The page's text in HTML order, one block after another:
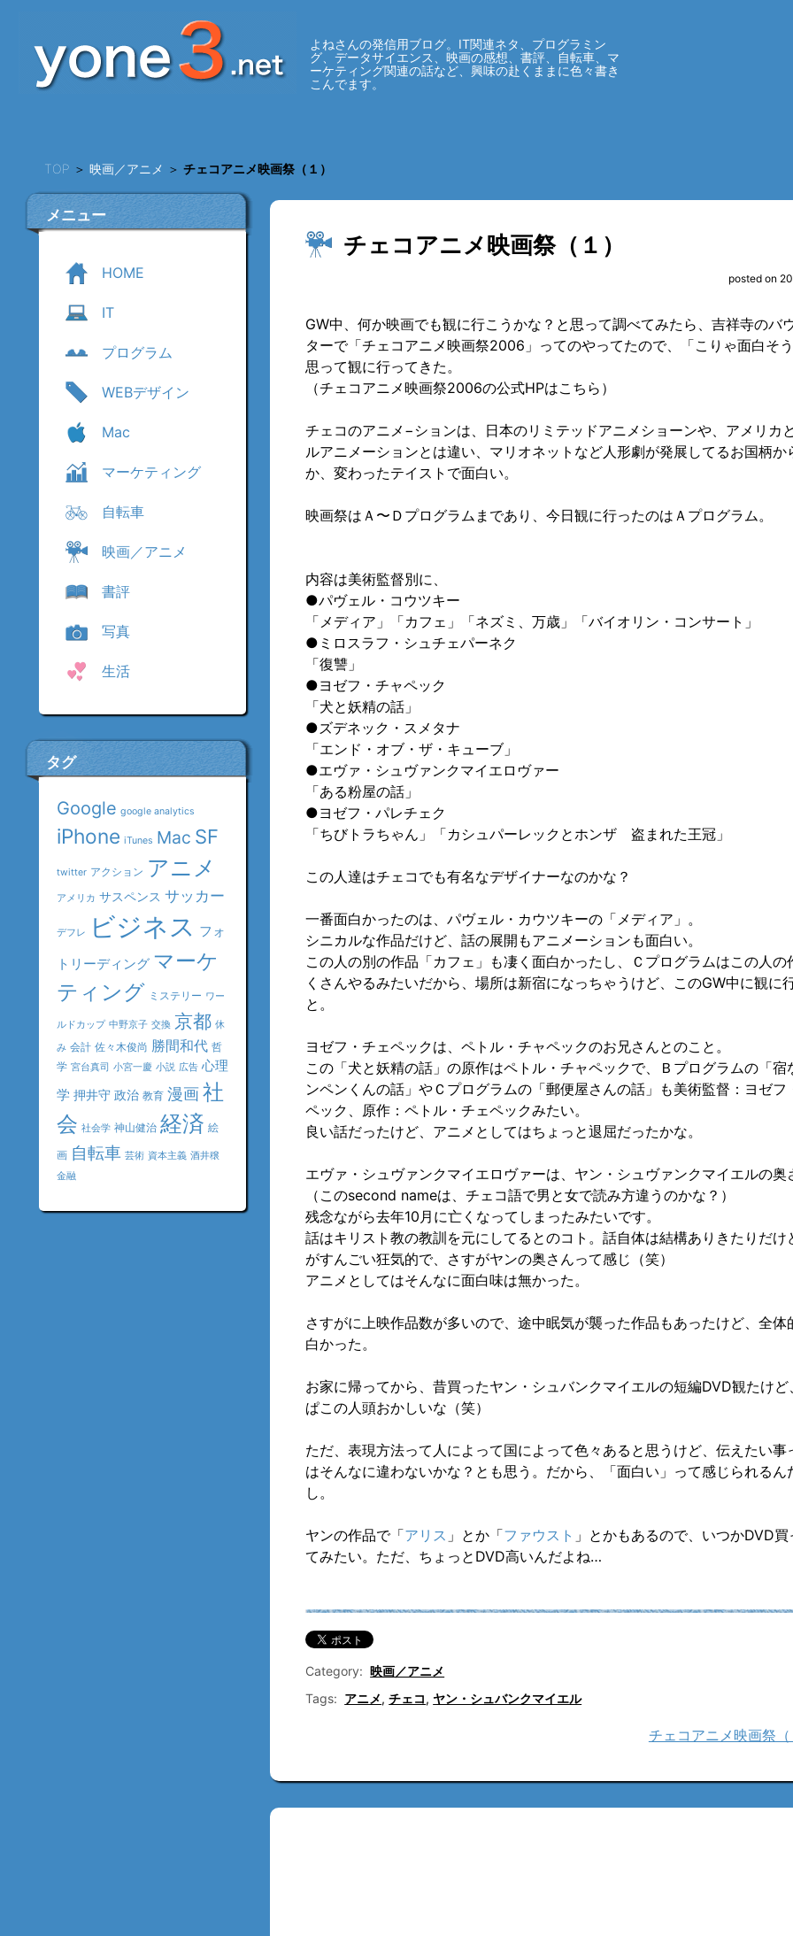
よねさんの発信用ブログ。IT関連ネタ、プログラミン
グ、データサイエンス、映画の感想、書評、自転車、マ
ーケティング関連の話など、興味の赴くままに色々書き
こんでます。
TOP ＞映画／アニメ ＞チェコアニメ映画祭（１）
メニュー
HOME
IT
プログラム
WEBデザイン
Mac
マーケティング
自転車
映画／アニメ
書評
写真
生活
タグ
Google google analytics
iPhone iTunes Mac SF
twitter アクション アニメ
アメリカ サスペンス サッカー
デフレ ビジネス フォ
トリーディング マーケ
ティング ミステリー ワー
ルドカップ 中野京子 交換 京都 休
み 会計 佐々木俊尚 勝間和代 哲
学 宮台真司 小宮一慶 小説 広告 心理
学 押井守 政治 教育 漫画社
会 社会学 神山健治 経済 絵
画 自転車 芸術 資本主義 酒井穣
金融
チェコアニメ映画祭（１）
posted on
GW中、何か映画でも観に行こうかな？と思って調べてみたら、吉祥寺のバ
ターで「チェコアニメ映画祭2006」ってのやってたので、「こりゃ面白そ
思って観に行ってきた。
（チェコアニメ映画祭2006の公式HPはこちら）
チェコのアニメ−ションは、日本のリミテッドアニメショーンや、アメリカ
ルアニメーションとは違い、マリオネットなど人形劇が発展してるお国柄か
か、変わったテイストで面白い。
映画祭はＡ〜Ｄプログラムまであり、今日観に行ったのはＡプログラム。
内容は美術監督別に、
●パヴェル・コウツキー
「メディア」「カフェ」「ネズミ、万歳」「バイオリン・コンサート」
●ミロスラフ・シュチェパーネク
「復讐」
●ヨゼフ・チャペック
「犬と妖精の話」
●ズデネック・スメタナ
「エンド・オブ・ザ・キューブ」
●エヴァ・シュヴァンクマイエロヴァー
「ある粉屋の話」
●ヨゼフ・パレチェク
「ちびトラちゃん」「カシュパーレックとホンザ 盗まれた王冠」
この人達はチェコでも有名なデザイナーなのかな？
一番面白かったのは、パヴェル・カウツキーの「メディア」。
シニカルな作品だけど、話の展開もアニメーションも面白い。
この人の別の作品「カフェ」も凄く面白かったし、Ｃプログラムはこの人の
くさんやるみたいだから、場所は新宿になっちゃうけど、このGW中に観に
と。
ヨゼフ・チェペックは、ペトル・チャペックのお兄さんとのこと。
この「犬と妖精の話」の原作はペトル・チャペックで、Ｂプログラムの「宿
ンペンくんの話」やＣプログラムの「郵便屋さんの話」も美術監督：ヨゼフ
ペック、原作：ペトル・チェペックみたい。
良い話だったけど、アニメとしてはちょっと退屈だったかな。
エヴァ・シュヴァンクマイエロヴァーは、ヤン・シュヴァンクマイエルの奥
（このsecond nameは、チェコ語で男と女で読み方違うのかな？）
残念ながら去年10月に亡くなってしまったみたいです。
話はキリスト教の教訓を元にしてるとのコト。話自体は結構ありきたりだけ
がすんごい狂気的で、さすがヤンの奥さんって感じ（笑）
アニメとしてはそんなに面白味は無かった。
さすがに上映作品数が多いので、途中眠気が襲った作品もあったけど、全体
白かった。
お家に帰ってから、昔買ったヤン・シュバンクマイエルの短編DVD観たけど
ぱこの人頭おかしいな（笑）
ただ、表現方法って人によって国によって色々あると思うけど、伝えたい事
はそんなに違わないかな？とも思う。だから、「面白い」って感じられるん
し。
ヤンの作品で「アリス 」とか「ファウスト 」とかもあるので、いつかDVD
てみたい。ただ、ちょっとDVD高いんだよね…
Category:映画／アニメ
Tags: アニメ,チェコ, ヤン・シュバンクマイエル
チェコアニメ映画祭